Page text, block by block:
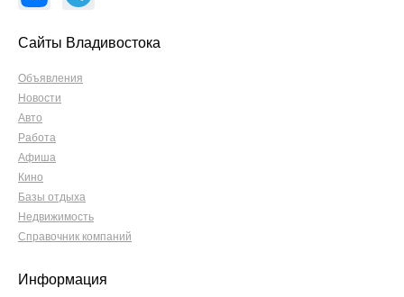
Сайты Владивостока
Объявления
Новости
Авто
Работа
Афиша
Кино
Базы отдыха
Недвижимость
Справочник компаний
Информация